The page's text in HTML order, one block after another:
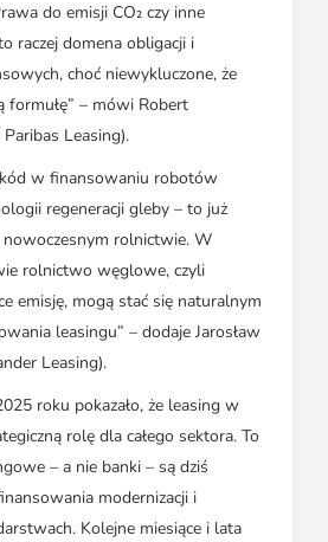
do emisji CO₂ czy inne
raczej domena obligacji i
choć niewykluczone, że
formułę” – mówi Robert
Leasing).
w finansowaniu robotów
regeneracji gleby – to już
rolnictwie. W
rolnictwo węglowe, czyli
emisję, mogą stać się naturalnym
leasingu” – dodaje Jarosław
Leasing).
roku pokazało, że leasing w
rolę dla całego sektora. To
– a nie banki – są dziś
modernizacji i
Kolejne miesiące i lata